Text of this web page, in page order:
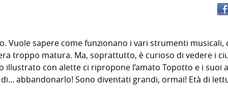
Vuole sapere come funzionano i vari strumenti musicali,
troppo matura. Ma, soprattutto, è curioso di vedere i
illustrato con alette ci ripropone l’amato Topotto e i suoi
abbandonarlo! Sono diventati grandi, ormai! Età di